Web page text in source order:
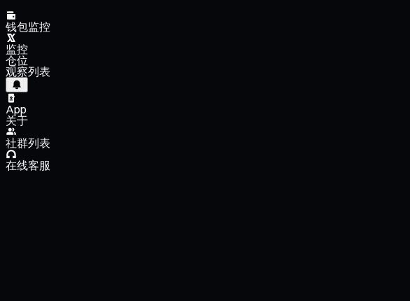
钱包监控
监控
仓位
观察列表
App
关于
社群列表
在线客服